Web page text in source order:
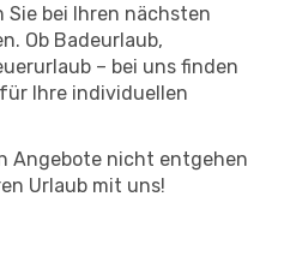
Sie bei Ihren nächsten
Ob Badeurlaub,
– bei uns finden
Ihre individuellen
Angebote nicht entgehen
Urlaub mit uns!